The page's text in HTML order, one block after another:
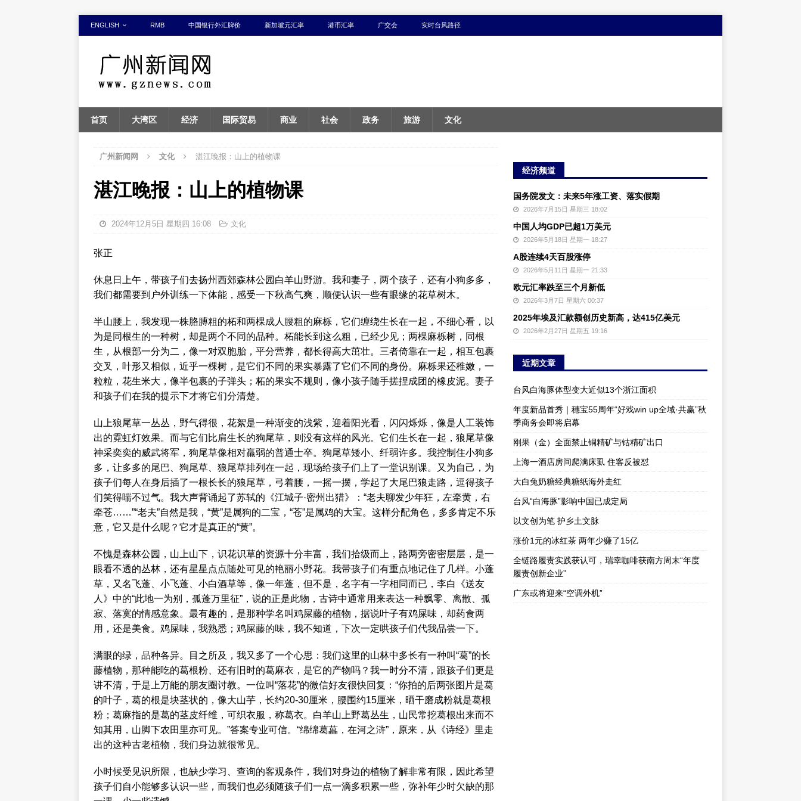
ENGLISH RMB 中国银行外汇牌价 新加坡元汇率 港币汇率 广交会 实时台风路径
首页 大湾区 经济 国际贸易 商业 社会 政务 旅游 文化
广州新闻网 文化 湛江晚报：山上的植物课
湛江晚报：山上的植物课
2024年12月5日 星期四 16:08 文化
张正
休息日上午，带孩子们去扬州西郊森林公园白羊山野游。我和妻子，两个孩子，还有小狗多多，
我们都需要到户外训练一下体能，感受一下秋高气爽，顺便认识一些有眼缘的花草树木。
半山腰上，我发现一株胳膊粗的柘和两棵成人腰粗的麻栎，它们缠绕生长在一起，不细心看，以
为是同根生的一种树，却是两个不同的品种。柘能长到这么粗，已经少见；两棵麻栎树，同根
生，从根部一分为二，像一对双胞胎，平分营养，都长得高大茁壮。三者倚靠在一起，相互包裹
交叉，叶形又相似，近乎一棵树，是它们不同的果实暴露了它们不同的身份。麻栎果还稚嫩，一
粒粒，花生米大，像半包裹的子弹头；柘的果实不规则，像小孩子随手搓捏成团的橡皮泥。妻子
和孩子们在我的提示下才将它们分清楚。
山上狼尾草一丛丛，野气得很，花絮是一种渐变的浅紫，迎着阳光看，闪闪烁烁，像是人工装饰
出的霓虹灯效果。而与它们比肩生长的狗尾草，则没有这样的风光。它们生长在一起，狼尾草像
神采奕奕的威武将军，狗尾草像相对羸弱的普通士卒。狗尾草矮小、纤弱许多。我控制住小狗多
多，让多多的尾巴、狗尾草、狼尾草排列在一起，现场给孩子们上了一堂识别课。又为自己，为
孩子们每人在身后插了一根长长的狼尾草，弓着腰，一摇一摆，学起了大尾巴狼走路，逗得孩子
们笑得喘不过气。我大声背诵起了苏轼的《江城子·密州出猎》：“老夫聊发少年狂，左牵黄，右
牵苍……”“老夫”自然是我，“黄”是属狗的二宝，“苍”是属鸡的大宝。这样分配角色，多多肯定不乐
意，它又是什么呢？它才是真正的“黄”。
不愧是森林公园，山上山下，识花识草的资源十分丰富，我们拾级而上，路两旁密密层层，是一
眼看不透的丛林，还有星星点点随处可见的艳丽小野花。我带孩子们有重点地记住了几样。小蓬
草，又名飞蓬、小飞蓬、小白酒草等，像一年蓬，但不是，名字有一字相同而已，李白《送友
人》中的“此地一为别，孤蓬万里征”，说的正是此物，古诗中通常用来表达一种飘零、离散、孤
寂、落寞的情感意象。最有趣的，是那种学名叫鸡屎藤的植物，据说叶子有鸡屎味，却药食两
用，还是美食。鸡屎味，我熟悉；鸡屎藤的味，我不知道，下次一定哄孩子们代我品尝一下。
满眼的绿，品种各异。目之所及，我又多了一个心思：我们这里的山林中多长有一种叫“葛”的长
藤植物，那种能吃的葛根粉、还有旧时的葛麻衣，是它的产物吗？我一时分不清，跟孩子们更是
讲不清，于是上万能的朋友圈讨教。一位叫“落花”的微信好友很快回复：“你拍的后两张图片是葛
的叶子，葛的根是块茎状的，像大山芋，长约20-30厘米，腰围约15厘米，晒干磨成粉就是葛根
粉；葛麻指的是葛的茎皮纤维，可织衣服，称葛衣。白羊山上野葛丛生，山民常挖葛根出来而不
知其用，山脚下农田里亦可见。”答案专业可信。“绵绵葛藟，在河之浒”，原来，从《诗经》里走
出的这种古老植物，我们身边就很常见。
小时候受见识所限，也缺少学习、查询的客观条件，我们对身边的植物了解非常有限，因此希望
孩子们自小能够多认识一些，而我们也必须随孩子们一点一滴多积累一些，弥补年少时欠缺的那
经济频道
国务院发文：未来5年涨工资、落实假期
2026年7月15日 星期三 18:02
中国人均GDP已超1万美元
2026年5月18日 星期一 18:27
A股连续4天百股涨停
2026年5月11日 星期一 21:33
欧元汇率跌至三个月新低
2026年3月7日 星期六 00:37
2025年埃及汇款额创历史新高，达415亿美元
2026年2月27日 星期五 19:16
近期文章
台风白海豚体型变大近似13个浙江面积
年度新品首秀｜穗宝55周年“好戏win up全域·共赢”秋
季商务会即将启幕
刚果（金）全面禁止铜精矿与钴精矿出口
上海一酒店房间爬满床虱 住客反被怼
大白兔奶糖经典糖纸海外走红
台风“白海豚”影响中国已成定局
以文创为笔 护乡土文脉
涨价1元的冰红茶 两年少赚了15亿
全链路履责实践获认可，瑞幸咖啡获南方周末“年度
履责创新企业”
广东或将迎来“空调外机”